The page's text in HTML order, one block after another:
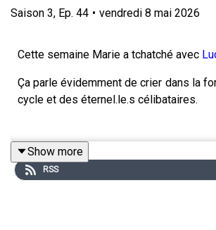
Saison 3, Ep. 44 • vendredi 8 mai 2026
Cette semaine Marie a tchatché avec
Ça parle évidemment de crier dans la
cycle et des éternel.le.s célibataires.
Un podcast écrit et incarné par
Show more
RSS